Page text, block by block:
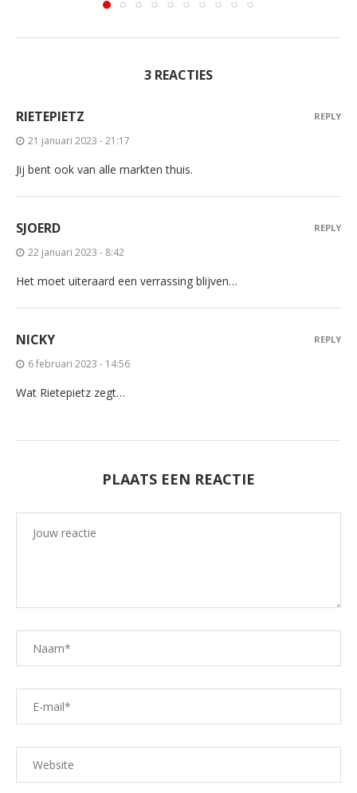
3 REACTIES
RIETEPIETZ
21 januari 2023 - 21:17
Jij bent ook van alle markten thuis.
REPLY
SJOERD
22 januari 2023 - 8:42
Het moet uiteraard een verrassing blijven…
REPLY
NICKY
6 februari 2023 - 14:56
Wat Rietepietz zegt…
REPLY
PLAATS EEN REACTIE